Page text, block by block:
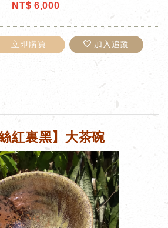
NT$ 6,000
立即購買 加入追蹤
紅裏黑】大茶碗